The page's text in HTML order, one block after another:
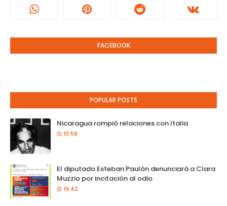
FACEBOOK
POPULAR POSTS
Nicaragua rompió relaciones con Italia
10:58
El diputado Esteban Paulón denunciará a Clara
Muzzio por incitación al odio
19:42